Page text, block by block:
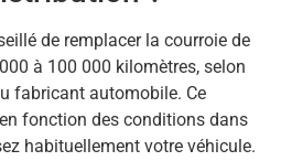
de remplacer la courroie de
à 100 000 kilomètres, selon
fabricant automobile. Ce
fonction des conditions dans
habituellement votre véhicule.